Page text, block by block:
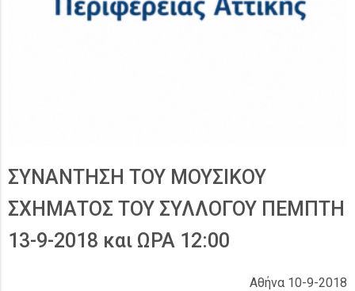
ΣΥΝΑΝΤΗΣΗ ΤΟΥ ΜΟΥΣΙΚΟΥ
ΣΧΗΜΑΤΟΣ ΤΟΥ ΣΥΛΛΟΓΟΥ ΠΕΜΠΤΗ
13-9-2018 και ΩΡΑ 12:00
Αθήνα 10-9-2018